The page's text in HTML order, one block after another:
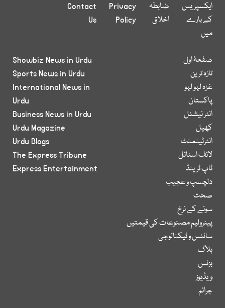
ایکسپریس
کے بارے
میں
ضابطہ
اخلاق
Privacy
Policy
Contact
Us
صفحۂ اول
تازہ ترین
غزہ لہو لہو
پاکستان
انٹر نیشنل
کھیل
انٹرٹینمنٹ
لائف اسٹائل
ٹاپ ٹرینڈ
دلچسپ و عجیب
صحت
سونے کے نرخ
پیٹرولیم مصنوعات کی قیمتیں
سائنس و ٹیکنالوجی
بلاگ
بزنس
ویڈیوز
جرائم
Showbiz News in Urdu
Sports News in Urdu
International News in
Urdu
Business News in Urdu
Urdu Magazine
Urdu Blogs
The Express Tribune
Express Entertainment